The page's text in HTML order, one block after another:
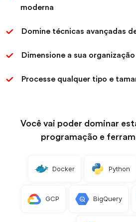
moderna
Domine técnicas avançadas
Dimensione a sua
Processe qualquer tipo e
Você vai poder dominar
programação e
Docker Python
GCP BigQuery